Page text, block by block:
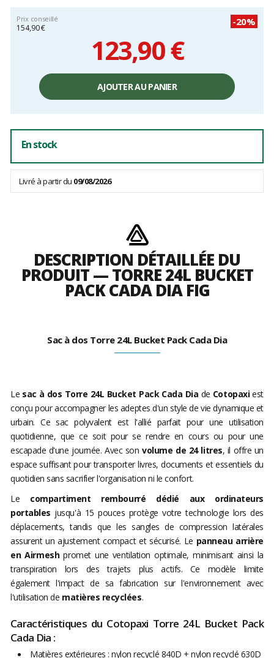
Prix conseillé
154,90 €
-20%
123,90 €
unitaire,
AJOUTER AU PANIER
En stock
Livré à partir du 09/08/2026
DESCRIPTION DÉTAILLÉE DU
PRODUIT — TORRE 24L BUCKET
PACK CADA DIA FIG
Sac à dos Torre 24L Bucket Pack Cada Dia
Le sac à dos Torre 24L Bucket Pack Cada Dia de Cotopaxiest
conçu pour accompagner les adeptes d'un style de vie dynamique et
urbain. Ce sac polyvalent est l'allié parfait pour une utilisation
quotidienne, que ce soit pour se rendre en cours ou pour une
escapade d'une journée. Avec sonvolume de 24 litres, il offre un
espace suffisant pour transporter livres, documents et essentiels du
quotidien sans sacrifier l'organisation ni le confort.
Le compartiment rembourré dédié aux ordinateurs
portables jusqu'à 15 pouces protège votre technologie lors des
déplacements, tandis que les sangles de compression latérales
assurent un ajustement compact et sécurisé. Le panneau arrière
en Airmeshpromet une ventilation optimale, minimisant ainsi la
transpiration lors des trajets plus actifs. Ce modèle limite
également l'impact de sa fabrication sur l'environnement avec
l'utilisation de matières recyclées.
Caractéristiques du Cotopaxi Torre 24L Bucket Pack
Cada Dia :
Matières extérieures : nylon recyclé 840D + nylon recyclé 630D